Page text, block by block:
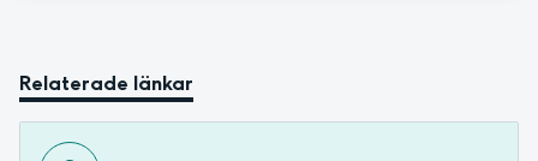
Relaterade länkar